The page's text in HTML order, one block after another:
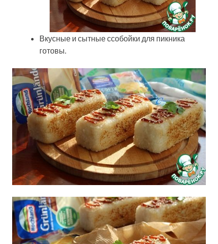
Вкусные и сытные ссобойки для пикника
готовы.